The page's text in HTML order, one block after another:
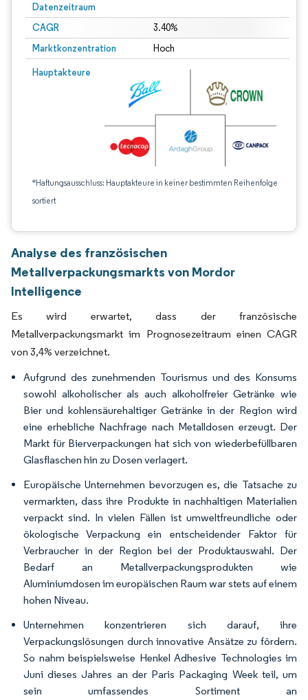
Datenzeitraum
CAGR 3.40%
Marktkonzentration Hoch
Hauptakteure
*Haftungsausschluss: Hauptakteure in keiner bestimmten Reihenfolge
sortiert
Analyse des französischen
Metallverpackungsmarkts von Mordor
Intelligence
Es wird erwartet, dass der französische
Metallverpackungsmarkt im Prognosezeitraum einen CAGR
von 3,4% verzeichnet.
Aufgrund des zunehmenden Tourismus und des Konsums
sowohl alkoholischer als auch alkoholfreier Getränke wie
Bier und kohlensäurehaltiger Getränke in der Region wird
eine erhebliche Nachfrage nach Metalldosen erzeugt. Der
Markt für Bierverpackungen hat sich von wiederbefüllbaren
Glasflaschen hin zu Dosen verlagert.
Europäische Unternehmen bevorzugen es, die Tatsache zu
vermarkten, dass ihre Produkte in nachhaltigen Materialien
verpackt sind. In vielen Fällen ist umweltfreundliche oder
ökologische Verpackung ein entscheidender Faktor für
Verbraucher in der Region bei der Produktauswahl. Der
Bedarf an Metallverpackungsprodukten wie
Aluminiumdosen im europäischen Raum war stets auf einem
hohen Niveau.
Unternehmen konzentrieren sich darauf, ihre
Verpackungslösungen durch innovative Ansätze zu fördern.
So nahm beispielsweise Henkel Adhesive Technologies im
Juni dieses Jahres an der Paris Packaging Week teil, um
sein umfassendes Sortiment an